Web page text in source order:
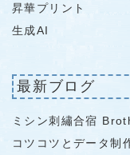
昇華プリント
生成AI
最新ブログ
ミシン刺繡合宿
コツコツとデータ